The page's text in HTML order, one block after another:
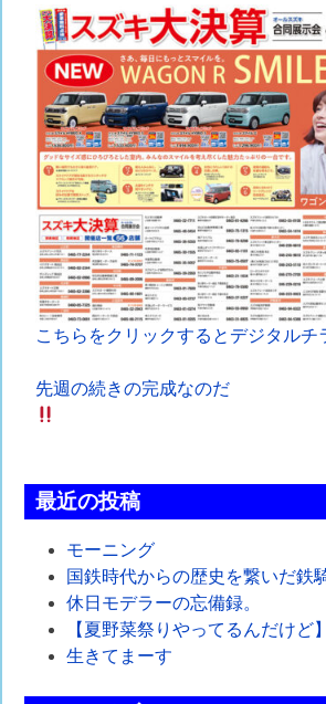
こちらをクリックするとデジタルチ
投
ビ
ゲ
ー
シ
先週の続きの完成なのだ
最近の投稿
モーニング
国鉄時代からの歴史を繋いだ鉄
休日モデラーの忘備録。
【夏野菜祭りやってるんだけど】
生きてまーす